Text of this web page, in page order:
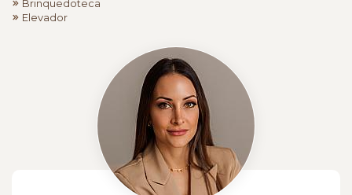
Brinquedoteca
Elevador